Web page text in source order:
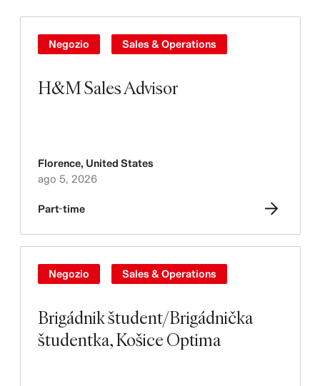
H&M Sales Advisor
Negozio Sales & Operations
Florence, United States
ago 5, 2026
Part-time
Brigádnik študent/Brigádnička
študentka, Košice Optima
Negozio Sales & Operations